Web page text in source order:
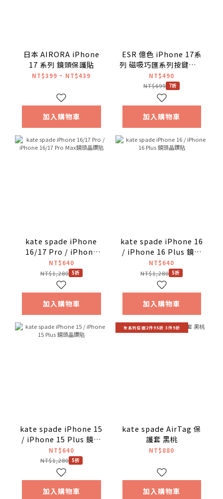
日本 AIRORA iPhone
17 系列 鏡頭保護貼
NT$399 ~ NT$439
加入購物車
ESR 億色 iPhone 17系
列 磁吸巧匯系列按鍵款手
機殼
NT$490
NT$699 7折
加入購物車
kate spade iPhone
16/17 Pro / iPhone
16/17 Pro Max鏡頭晶鑽
貼
NT$640
NT$1,280 5折
加入購物車
kate spade iPhone 16
/ iPhone 16 Plus 鏡頭
晶鑽貼
NT$640
NT$1,280 5折
加入購物車
kate spade iPhone 15
/ iPhone 15 Plus 鏡頭
晶鑽貼
NT$640
NT$1,280 5折
加入購物車
全系列任選2件95折 3件9折
kate spade AirTag 保
護套 黑桃
NT$880
加入購物車